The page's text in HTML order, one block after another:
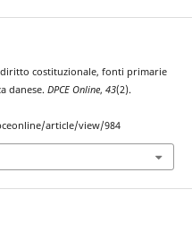
diritto costituzionale, fonti primarie
danese. DPCE Online, 43(2).
article/view/984